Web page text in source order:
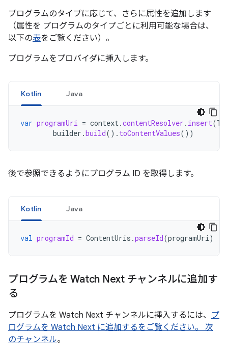
プログラムのタイプに応じて、さらに属性を追加します
（属性を プログラムのタイプごとに利用可能な場合は、
以下の表をご覧ください）。
プログラムをプロバイダに挿入します。
Kotlin Java
var programUri = context.contentResolver . insert(
builder .build(). toContentValues())
後で参照できるようにプログラム ID を取得します。
Kotlin Java
val programId = ContentUris .parseId(programUri)
プログラムを Watch Next チャンネルに追加す
る
プログラムを Watch Next チャンネルに挿入するには、 プ
ログラムを Watch Next に追加するをご覧ください。 次
のチャンネル。